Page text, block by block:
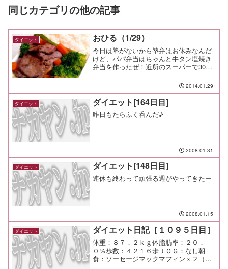
同じカテゴリの他の記事
ダイエット おひる（1/29）
今日は塾がないから塾弁はお休みなんだ
けど、パパ弁当はちゃんと牛タン塩焼き
弁当を作ったぜ！近所のスーパーで30%
弁当用に丁寧にキッチンペーパーで油を
拭って弁当箱へ。ブロッコリーと人参は
温野菜で、レタスもたっ...
2014.01.29
ダイエット ダイエット[164日目]
昨日もたらふく呑んだ♪
2008.01.31
ダイエット ダイエット[148日目]
連休も終わって頑張る週がやってきたー
2008.01.15
ダイエット ダイエット日記［１０９５日目］
体重：８７．２ｋｇ体脂肪率：２０．
０％歩数：４２１６歩ＪＯＧ：なし朝
食：ソーセージマックマフィンｘ２（マ